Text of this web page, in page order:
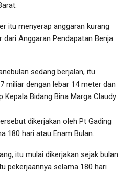
itu menyerap anggaran kurang
dari Anggaran Pendapatan Benja
sedang berjalan, itu
miliar dengan lebar 14 meter dan
Kepala Bidang Bina Marga Claudy
dikerjakan oleh Pt Gading
180 hari atau Enam Bulan.
itu mulai dikerjakan sejak bulan
pekerjaannya selama 180 hari